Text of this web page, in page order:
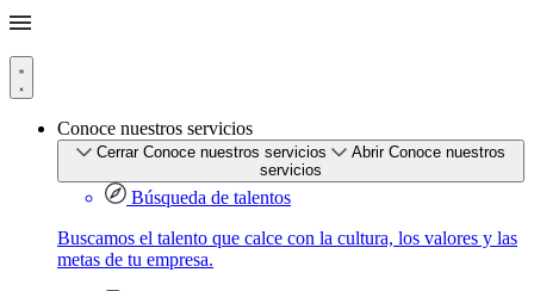
Conoce nuestros servicios
Cerrar Conoce nuestros servicios
Abrir Conoce nuestros
servicios
Búsqueda de talentos
Buscamos el talento que calce con la cultura, los valores y las
metas de tu empresa.